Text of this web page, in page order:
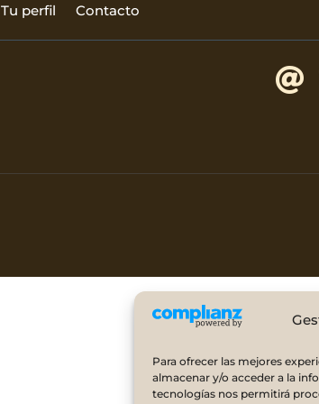
Para ofrecer las mejores
almacenar y/o acceder a la
tecnologías nos permitirá
Tu perfil Contacto
